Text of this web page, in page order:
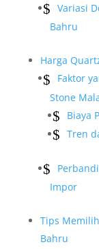
Variasi
Bahru
Harga
Faktor
Stone
Biaya
Tren
Impor
Tips
Bahru